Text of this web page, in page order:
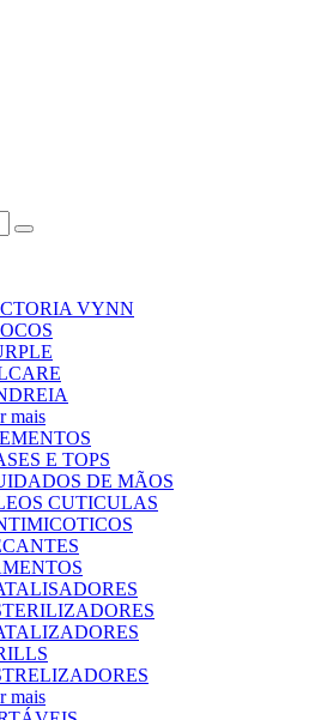
VYNN
mais
E TOPS
DE MÃOS
CUTICULAS
mais